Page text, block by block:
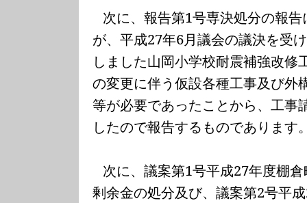
次に、報告第1号専決処分の報
が、平成27年6月議会の議決を受
しました山岡小学校耐震補強改修
の変更に伴う仮設各種工事及び外
等が必要であったことから、工事
したので報告するものであります
次に、議案第1号平成27年度棚
剰余金の処分及び、議案第2号平成